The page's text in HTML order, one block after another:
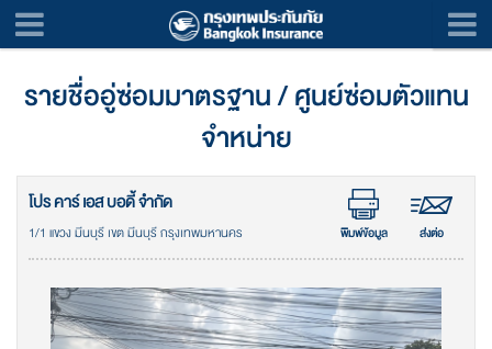
รายชื่ออู่ซ่อมมาตรฐาน / ศูนย์ซ่อมตัวแทน
จำหน่าย
โปร คาร์ เอส บอดี้ จำกัด
1/1 แขวง มีนบุรี เขต มีนบุรี กรุงเทพมหานคร พิมพ์ข้อมูล ส่งต่อ